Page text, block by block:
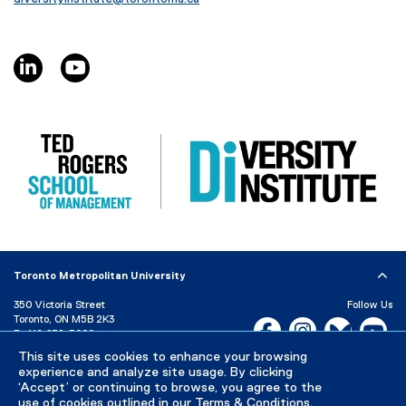
This site uses cookies to enhance your browsing
experience and analyze site usage. By clicking
‘Accept’ or continuing to browse, you agree to the
use of cookies outlined in our Terms & Conditions.
d
o
w
)
linkedin, opens new window
Toronto Metropolitan University
350 Victoria Street
Toronto, ON M5B 2K3
P: 416-979-5000
Directory
Maps and Directions
Campus Status
Follow Us
Facebook, opens new
Instagram,Bluesky,